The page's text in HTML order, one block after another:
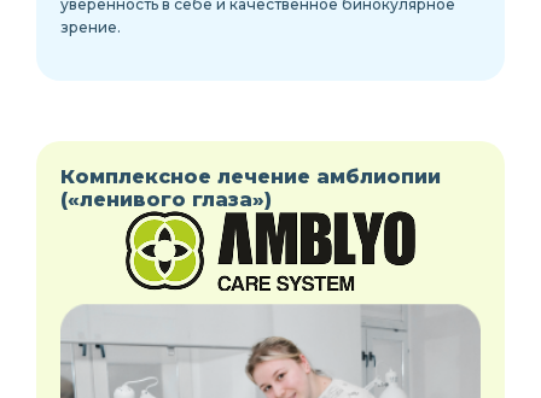
уверенность в себе и качественное бинокулярное
зрение.
Комплексное лечение амблиопии
(«ленивого глаза»)